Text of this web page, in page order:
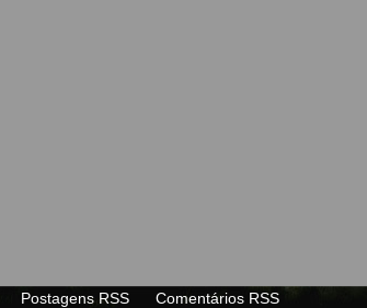
Postagens RSS Comentários RSS